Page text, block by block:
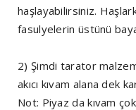
haşlayabilirsiniz.
fasulyelerin üstünü baya
2) Şimdi tarator
akıcı kıvam alana dek
Not: Piyaz da kıvam